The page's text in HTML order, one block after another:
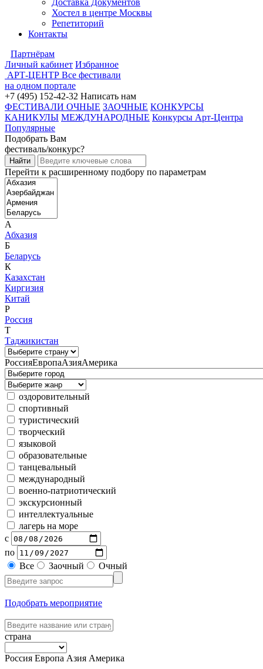
Доставка Документов
Хостел в центре Москвы
Репетиторий
Контакты
Партнёрам
Личный кабинет Избранное
АРТ-ЦЕНТР Все фестивали
на одном портале
+7 (495) 152-42-32 Написать нам
ФЕСТИВАЛИ ОЧНЫЕ ЗАОЧНЫЕ КОНКУРСЫ
КАНИКУЛЫ МЕЖДУНАРОДНЫЕ Конкурсы Арт-Центра
Популярные
Подобрать Вам
фестиваль/конкурс?
Перейти к расширенному подбору по параметрам
А
Абхазия
Б
Беларусь
К
Казахстан
Киргизия
Китай
Р
Россия
Т
Таджикистан
РоссияЕвропаАзияАмерика
оздоровительный
спортивный
туристический
творческий
языковой
образовательные
танцевальный
международный
военно-патриотический
экскурсионный
интеллектуальные
лагерь на море
с
по
Все
Заочный Очный
Подобрать мероприятие
страна
Россия Европа Азия Америка